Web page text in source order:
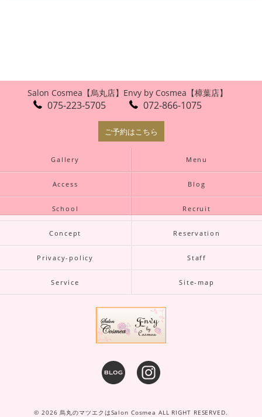
Salon Cosmea【烏丸店】
075-223-5705
Envy by Cosmea【樟葉店】
072-866-1075
ご予約はこちら
Gallery Menu
Access Blog
School Recruit
Concept Reservation
Privacy-policy Staff
Service Site-map
© 2026 烏丸のマツエクはSalon Cosmea ALL RIGHT RESERVED.